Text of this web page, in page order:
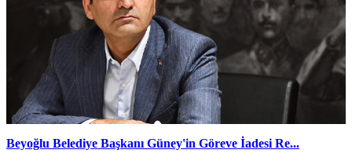
Beyoğlu Belediye Başkanı Güney'in Göreve İadesi Re...